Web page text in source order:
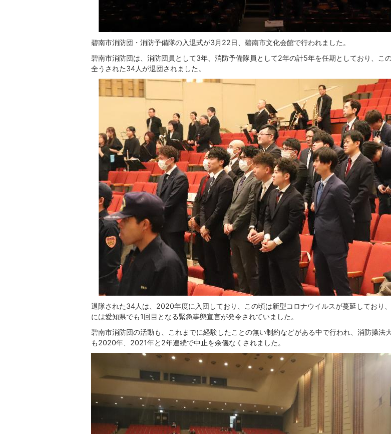
碧南市消防団・消防予備隊の入退式が3月22日、碧南市文化会館で行われました。
碧南市消防団は、消防団員として3年、消防予備隊員として2年の計5年を任期としており、こ
全うされた34人が退団されました。
退隊された34人は、2020年度に入団しており、この頃は新型コロナウイルスが蔓延しており
には愛知県でも1回目となる緊急事態宣言が発令されていました。
碧南市消防団の活動も、これまでに経験したことの無い制約などがある中で行われ、消防操法
も2020年、2021年と2年連続で中止を余儀なくされました。